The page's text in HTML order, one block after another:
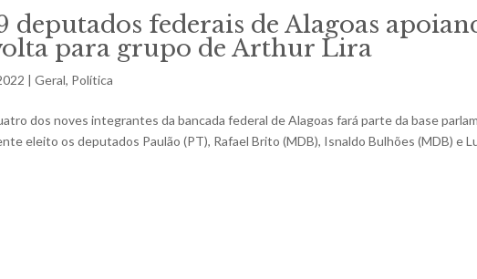
deputados federais de Alagoas
para grupo de Arthur Lira
|Geral, Política
dos noves integrantes da bancada federal de Alagoas fará parte da base
eleito os deputados Paulão (PT), Rafael Brito (MDB), Isnaldo Bulhões (MDB) e